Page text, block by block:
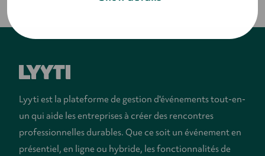
Lyyti est la plateforme de gestion d'événements tout-en-
un qui aide les entreprises à créer des rencontres
professionnelles durables. Que ce soit un événement en
présentiel, en ligne ou hybride, les fonctionnalités de